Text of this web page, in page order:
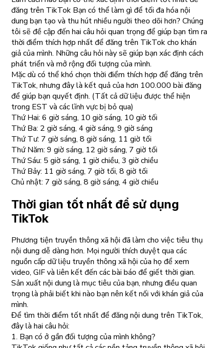
đăng trên TikTok Bạn có thể làm gì để tối đa hóa nội
dung bạn tạo và thu hút nhiều người theo dõi hơn? Chúng
tôi sẽ đề cập đến hai câu hỏi quan trọng để giúp bạn tìm ra
thời điểm thích hợp nhất để đăng trên TikTok cho khán
giả của mình. Những câu hỏi này sẽ giúp bạn xác định cách
phát triển và mở rộng đối tượng của mình.
Mặc dù có thể khó chọn thời điểm thích hợp để đăng trên
TikTok, nhưng đây là kết quả của hơn 100.000 bài đăng
để giúp bạn quyết định. (Tất cả dữ liệu được thể hiện
trong EST và các lĩnh vực bị bỏ qua)
Thứ Hai: 6 giờ sáng, 10 giờ sáng, 10 giờ tối
Thứ Ba: 2 giờ sáng, 4 giờ sáng, 9 giờ sáng
Thứ Tư: 7 giờ sáng, 8 giờ sáng, 11 giờ tối
Thứ Năm: 9 giờ sáng, 12 giờ sáng, 7 giờ tối
Thứ Sáu: 5 giờ sáng, 1 giờ chiều, 3 giờ chiều
Thứ Bảy: 11 giờ sáng, 7 giờ tối, 8 giờ tối
Chủ nhật: 7 giờ sáng, 8 giờ sáng, 4 giờ chiều
Thời gian tốt nhất để sử dụng
TikTok
Phương tiện truyền thông xã hội đã làm cho việc tiêu thụ
nội dung dễ dàng hơn. Mọi người thích duyệt qua các
nguồn cấp dữ liệu truyền thông xã hội của họ để xem
video, GIF và liên kết đến các bài báo để giết thời gian.
Sản xuất nội dung là mục tiêu của bạn, nhưng điều quan
trọng là phải biết khi nào bạn nên kết nối với khán giả của
mình.
Để tìm thời điểm tốt nhất để đăng nội dung trên TikTok,
đây là hai câu hỏi:
1. Bạn có ở gần đối tượng của mình không?